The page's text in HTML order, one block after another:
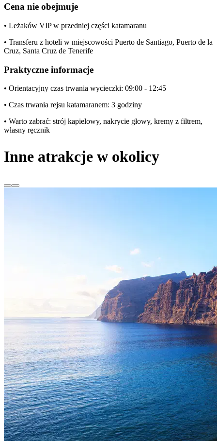
Cena nie obejmuje
• Leżaków VIP w przedniej części katamaranu
• Transferu z hoteli w miejscowości Puerto de Santiago, Puerto de la
Cruz, Santa Cruz de Tenerife
Praktyczne informacje
• Orientacyjny czas trwania wycieczki: 09:00 - 12:45
• Czas trwania rejsu katamaranem: 3 godziny
• Warto zabrać: strój kapielowy, nakrycie głowy, kremy z filtrem,
własny ręcznik
Inne atrakcje w okolicy